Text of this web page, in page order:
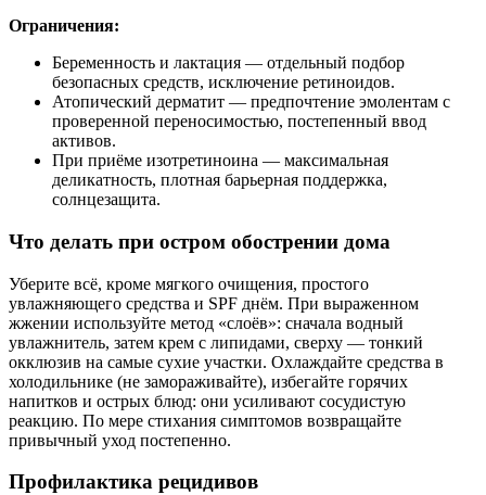
Ограничения:
Беременность и лактация — отдельный подбор
безопасных средств, исключение ретиноидов.
Атопический дерматит — предпочтение эмолентам с
проверенной переносимостью, постепенный ввод
активов.
При приёме изотретиноина — максимальная
деликатность, плотная барьерная поддержка,
солнцезащита.
Что делать при остром обострении дома
Уберите всё, кроме мягкого очищения, простого
увлажняющего средства и SPF днём. При выраженном
жжении используйте метод «слоёв»: сначала водный
увлажнитель, затем крем с липидами, сверху — тонкий
окклюзив на самые сухие участки. Охлаждайте средства в
холодильнике (не замораживайте), избегайте горячих
напитков и острых блюд: они усиливают сосудистую
реакцию. По мере стихания симптомов возвращайте
привычный уход постепенно.
Профилактика рецидивов